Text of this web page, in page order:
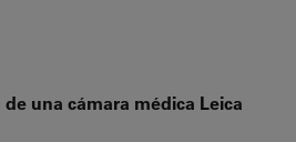
una cámara médica Leica